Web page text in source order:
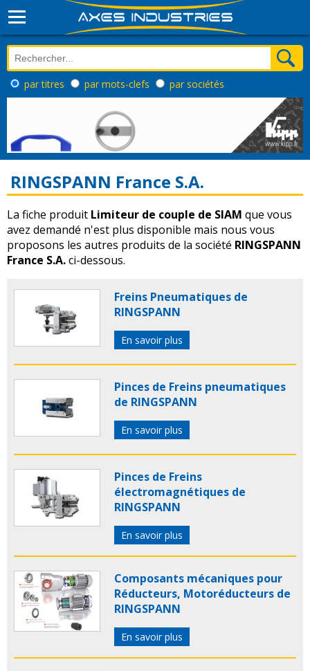
par titres par mots-clefs par sociétés
RINGSPANN France S.A.
La fiche produit Limiteur de couple de SIAM que vous
avez demandé n'est plus disponible mais nous vous
proposons les autres produits de la société RINGSPANN
France S.A.ci-dessous.
Freins Pneumatiques de
RINGSPANN
En savoir plus
Pinces de Freins pneumatiques
de RINGSPANN
En savoir plus
Pinces de Freins
électromagnétiques de
RINGSPANN
En savoir plus
Composants mécaniques pour
Réducteurs, Motoréducteurs de
RINGSPANN
En savoir plus